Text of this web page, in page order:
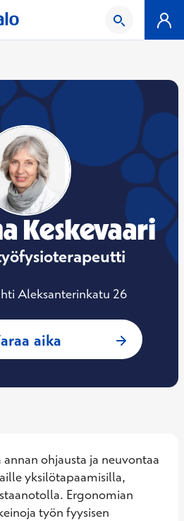
Keskevaari
Aleksanterinkatu 26
aika : Outi-Elina
ohjausta ja neuvontaa
yksilötapaamisilla,
Ergonomian
työn fyysisen